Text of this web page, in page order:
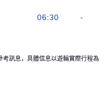
06:30 -
考訊息，具體信息以遊輪實際行程為